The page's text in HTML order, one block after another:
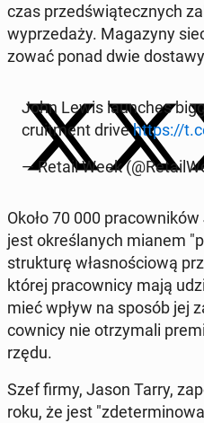
czas przed­świą­tecz­nych
wy­prze­da­ży. Ma­ga­zy­ny
zo­wać ponad dwie
John Lewis laun­ches
cru­it­ment drivehttps://
— Retail Week
Około 70 000
jest okre­śla­nych mianem
struk­tu­rę wła­sno­ścio­wą
której pra­cow­ni­cy mają
mieć wpływ na sposób jej
cow­ni­cy nie otrzy­ma­li
rzędu.
Szef firmy, Jason Tarry,
roku, że jest